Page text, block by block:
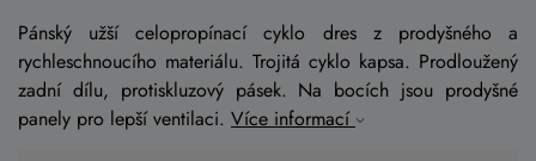
Pánský užší celopropínací cyklo dres z prodyšného a
rychleschnoucího materiálu. Trojitá cyklo kapsa. Prodloužený
zadní dílu, protiskluzový pásek. Na bocích jsou prodyšné
panely pro lepší ventilaci. Více informací